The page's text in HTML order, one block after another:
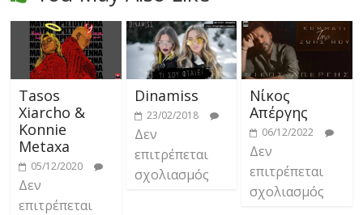
Tasos
Xiarcho &
Konnie
Metaxa
05/12/2020
Δεν
επιτρέπεται
Dinamiss
23/02/2018
Δεν
επιτρέπεται
σχολιασμός
Νίκος
Απέργης
06/12/2022
Δεν
επιτρέπεται
σχολιασμός